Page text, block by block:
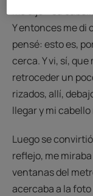
Me dijo: "su
Y entonces me di
pensé: esto es,
cerca. Y vi, sí,
retroceder un
rizados, allí,
llegar y mi
Luego se
reflejo, me
ventanas del
acercaba a la